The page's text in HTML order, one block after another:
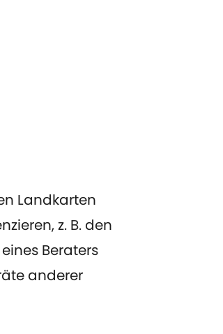
Landkarten
z. B. den
Beraters
anderer